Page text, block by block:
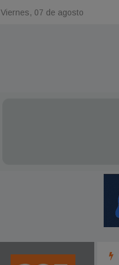
Viernes, 07 de agosto